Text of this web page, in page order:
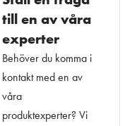
till en av våra
experter
Behöver du komma i
kontakt med en av
våra
produktexperter? Vi